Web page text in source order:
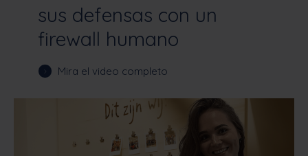
sus defensas con un
firewall humano
Mira el video completo